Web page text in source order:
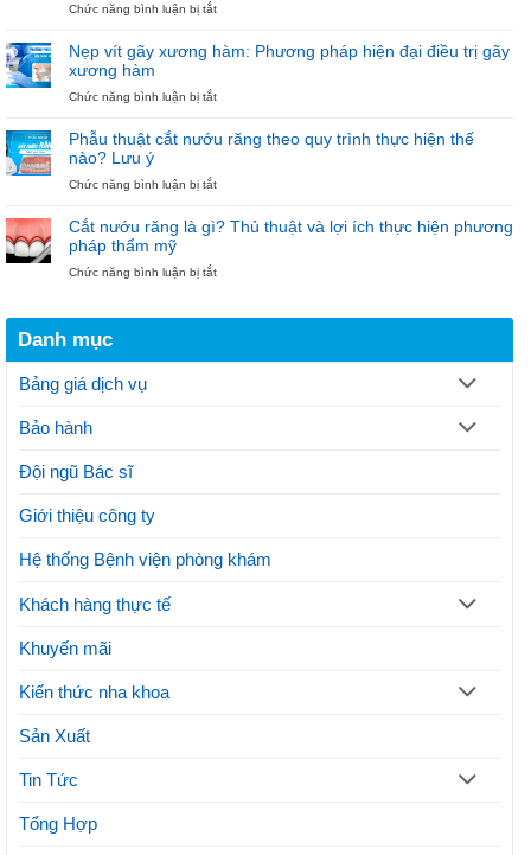
Đầu
18.000.000đ
“Diện
–
Noel”
Chức năng bình luận bị tắtở
DEAL]
Trồng
6.000.000đ
Niềng
tại
khoa
Nẹp vít gãy xương hàm: Phương pháp hiện đại điều trị gãy
xương hàm
Chức năng bình luận bị tắtở
gãy
hàm:
pháp
điều
Phẫu thuật cắt nướu răng theo quy trình thực hiện thế
nào? Lưu ý
Chức năng bình luận bị tắtở
thuật
cắt
răng
hiện
Cắt nướu răng là gì? Thủ thuật và lợi ích thực hiện phương
pháp thẩm mỹ
Chức năng bình luận bị tắtở
gì?
mỹ
Danh mục
Bảng giá dịch vụ
Bảo hành
Đội ngũ Bác sĩ
Giới thiệu công ty
Hệ thống Bệnh viện phòng khám
Khách hàng thực tế
Khuyến mãi
Kiến thức nha khoa
Sản Xuất
Tin Tức
Tổng Hợp